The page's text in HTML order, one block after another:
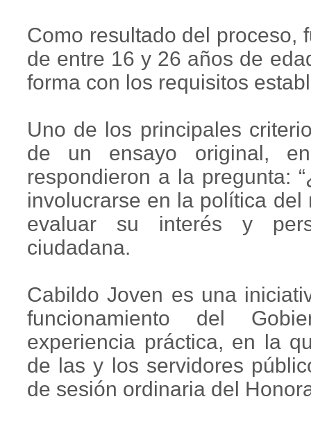
Como resultado del proceso,
de entre 16 y 26 años de
forma con los requisitos
Uno de los principales
de un ensayo original,
respondieron a la pregunta:
involucrarse en la política del
evaluar su interés y
ciudadana.
Cabildo Joven es una
funcionamiento del
experiencia práctica, en la
de las y los servidores
de sesión ordinaria del